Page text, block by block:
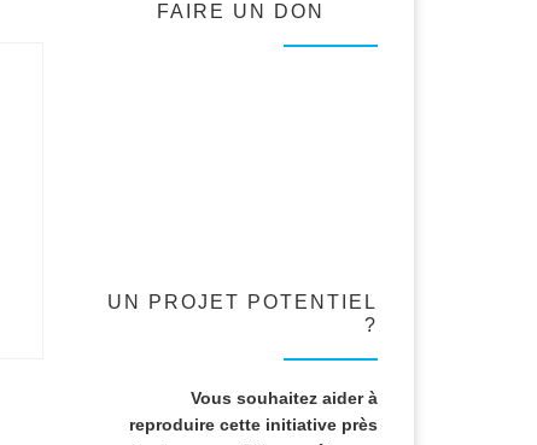
FAIRE UN DON
UN PROJET POTENTIEL
?
Vous souhaitez aider à
reproduire cette initiative près